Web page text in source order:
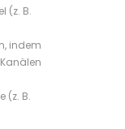
(z. B.
indem
(z. B.